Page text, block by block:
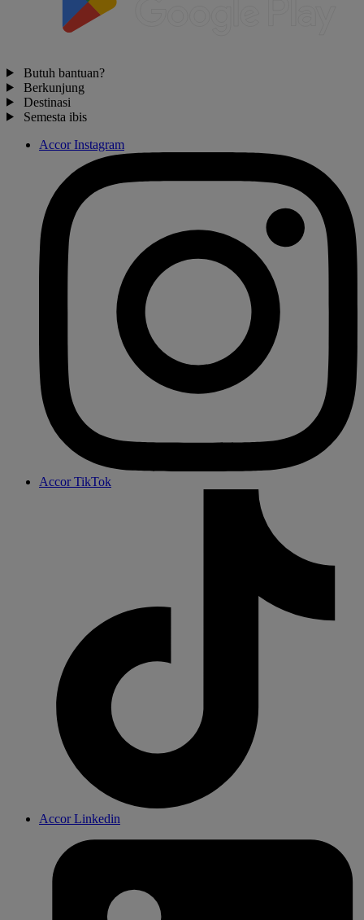
Butuh bantuan?
Berkunjung
Destinasi
Semesta ibis
Accor Instagram
Accor TikTok
Accor Linkedin